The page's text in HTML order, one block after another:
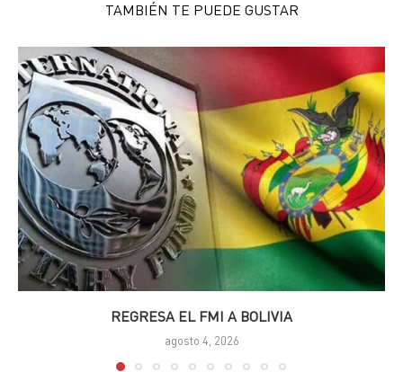
TAMBIÉN TE PUEDE GUSTAR
REGRESA EL FMI A BOLIVIA
agosto 4, 2026